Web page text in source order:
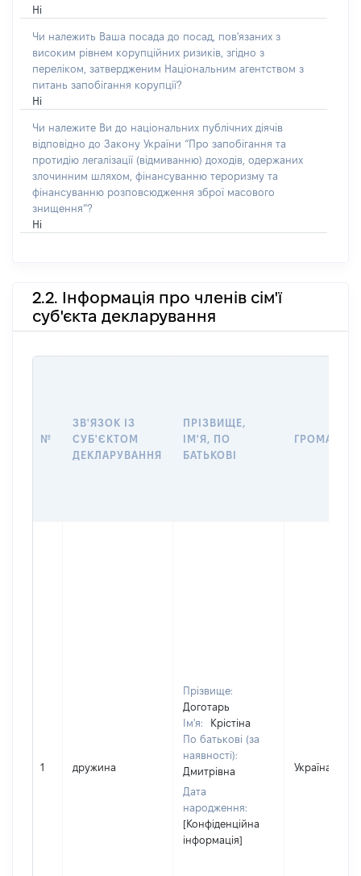
Ні
Чи належить Ваша посада до посад, пов'язаних з
високим рівнем корупційних ризиків, згідно з
переліком, затвердженим Національним агентством з
питань запобігання корупції?
Ні
Чи належите Ви до національних публічних діячів
відповідно до Закону України “Про запобігання та
протидію легалізації (відмиванню) доходів, одержаних
злочинним шляхом, фінансуванню тероризму та
фінансуванню розповсюдження зброї масового
знищення”?
Ні
2.2. Інформація про членів сім'ї
суб'єкта декларування
№
ЗВ'ЯЗОК ІЗ
СУБ'ЄКТОМ
ДЕКЛАРУВАННЯ
ПРІЗВИЩЕ,
ІМ'Я, ПО
БАТЬКОВІ
1 дружина
Прізвище:
Доготарь
Ім'я:
Крістіна
По батькові (за
наявності):
Дмитрівна
Дата
народження:
[Конфіденційна
інформація]
Україна